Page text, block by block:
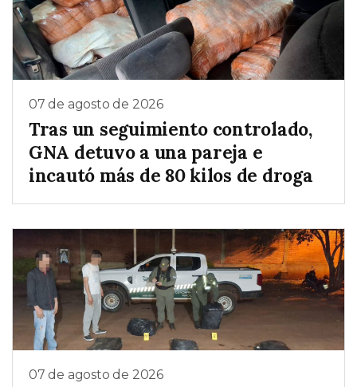
07 de agosto de 2026
Tras un seguimiento controlado,
GNA detuvo a una pareja e
incautó más de 80 kilos de droga
07 de agosto de 2026